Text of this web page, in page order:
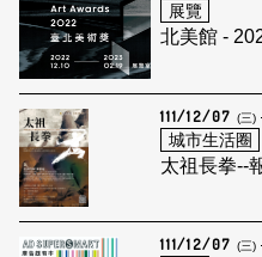
展覽
北美館 -
111/12/07 (三)
城市生活圈
太祖長拳--
111/12/07 (三)